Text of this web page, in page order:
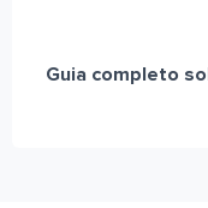
Guia completo